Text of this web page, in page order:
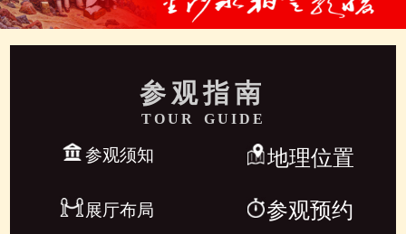
参观指南
TOUR GUIDE
参观须知 地理位置
展厅布局 参观预约